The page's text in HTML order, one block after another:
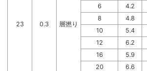
23 0.3 層撚り
6
4.2
8
4.8
10
5.4
12
6.2
16
5.9
20
6.6